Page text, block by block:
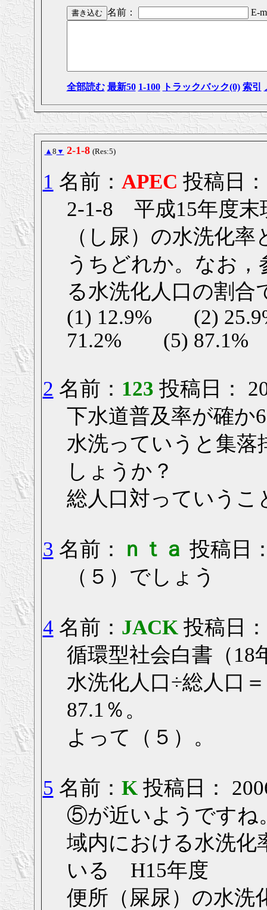
名前： E-
全部読む 最新50 1-100 トラックバック(0) 索引
▲ 8 ▼ 2-1-8 (Res:5)
1 名前： APEC 投稿日
2-1-8 平成15年度末
（し尿）の水洗化
うちどれか。なお
る水洗化人口の割合
(1) 12.9% (2)
71.2% (5) 87.1%
2 名前： 123 投稿日：
下水道普及率が確か
水洗っていうと集落
しょうか？
総人口対っていうこ
3 名前： ｎｔａ 投稿日
（５）でしょう
4 名前： JACK 投稿日
循環型社会白書（18
水洗化人口÷総人口
87.1％。
よって（５）。
5 名前： K 投稿日：
⑤が近いようですね
域内における水洗化
いる H15年度
便所（屎尿）の水洗